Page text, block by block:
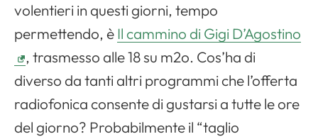
volentieri in questi giorni, tempo
permettendo, èIl cammino di Gigi D’Agostino
, trasmesso alle 18 su m2o. Cos’ha di
diverso da tanti altri programmi che l’offerta
radiofonica consente di gustarsi a tutte le ore
del giorno? Probabilmente il “taglio